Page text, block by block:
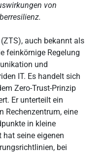
von
auch bekannt als
feinkörnige Regelung
und
IT. Es handelt sich
Zero-Trust-Prinzip
Er unterteilt ein
Rechenzentrum, eine
in kleine
hat seine eigenen
bei